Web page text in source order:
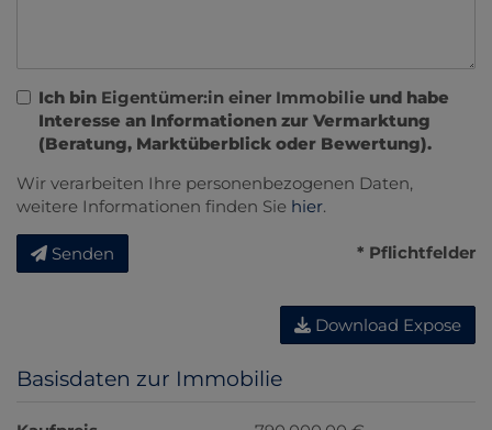
Ich bin Eigentümer:in einer Immobilie und habe
Interesse an Informationen zur Vermarktung
(Beratung, Marktüberblick oder Bewertung).
Wir verarbeiten Ihre personenbezogenen Daten,
weitere Informationen finden Sie hier.
Senden * Pflichtfelder
Download Expose
Basisdaten zur Immobilie